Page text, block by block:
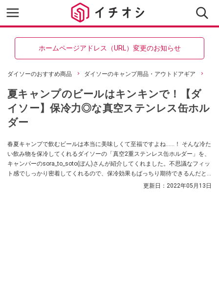
ホームページアドレス（URL）変更のお知らせ
ダイソーのおすすめ商品 ダイソーのキャンプ用品・アウトドアギア
夏キャンプのビールはキンキンで！【ダ
イソー】保冷力◎な真空ステンレス缶ホル
ダー
春夏キャンプで飲むビールは本当に美味しくて至福ですよね……！ そんな冷た
い飲み物を保冷してくれるダイソーの「真空2重ステンレス缶ホルダー」を、
キャンパーのsora_to_soto(ぼん)さんが紹介してくれました。不思議なフィッ
ト感でしっかり密着してくれるので、保冷効果もばっちり期待できるんだと
更新日： 2022年05月13日